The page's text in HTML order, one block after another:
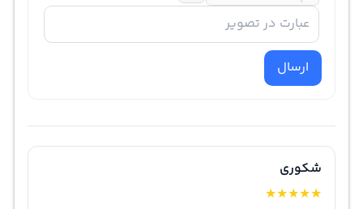
ارسال
شکوری
★
★
★
★
★